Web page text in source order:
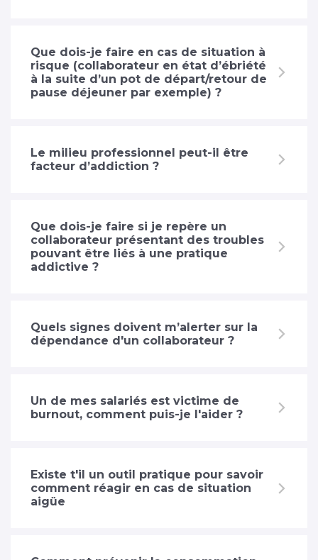
Que dois-je faire en cas de situation à
risque (collaborateur en état d’ébriété
à la suite d’un pot de départ/retour de
pause déjeuner par exemple) ?
Le milieu professionnel peut-il être
facteur d’addiction ?
Que dois-je faire si je repère un
collaborateur présentant des troubles
pouvant être liés à une pratique
addictive ?
Quels signes doivent m’alerter sur la
dépendance d'un collaborateur ?
Un de mes salariés est victime de
burnout, comment puis-je l'aider ?
Existe t'il un outil pratique pour savoir
comment réagir en cas de situation
aigüe